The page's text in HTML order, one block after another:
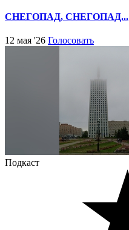
СНЕГОПАД, СНЕГОПАД...
12 мая '26 Голосовать
Подкаст